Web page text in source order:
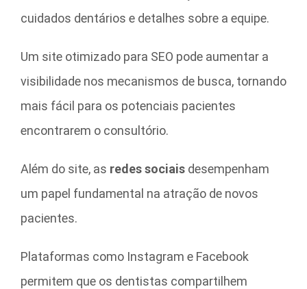
cuidados dentários e detalhes sobre a equipe.
Um site otimizado para SEO pode aumentar a
visibilidade nos mecanismos de busca, tornando
mais fácil para os potenciais pacientes
encontrarem o consultório.
Além do site, as redes sociais desempenham
um papel fundamental na atração de novos
pacientes.
Plataformas como Instagram e Facebook
permitem que os dentistas compartilhem